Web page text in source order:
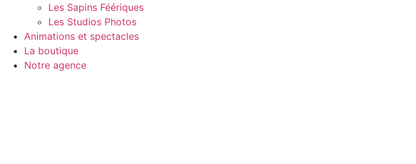
Les Sapins Féériques
Les Studios Photos
Animations et spectacles
La boutique
Notre agence